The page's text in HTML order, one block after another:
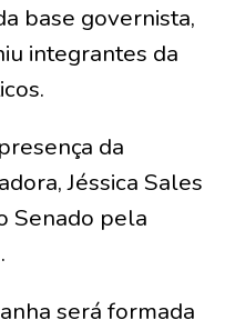
base governista,
integrantes da
da
Jéssica Sales
Senado pela
será formada